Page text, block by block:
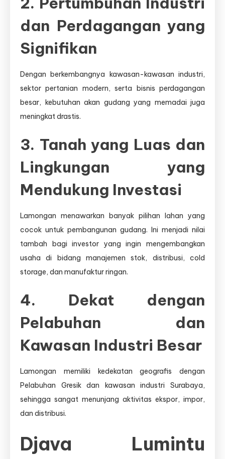
dan Perdagangan yang
Signifikan
Dengan berkembangnya kawasan-kawasan industri,
sektor pertanian modern, serta bisnis perdagangan
besar, kebutuhan akan gudang yang memadai juga
meningkat drastis.
3. Tanah yang Luas dan
Lingkungan yang
Mendukung Investasi
Lamongan menawarkan banyak pilihan lahan yang
cocok untuk pembangunan gudang. Ini menjadi nilai
tambah bagi investor yang ingin mengembangkan
usaha di bidang manajemen stok, distribusi, cold
storage, dan manufaktur ringan.
4. Dekat dengan
Pelabuhan dan
Kawasan Industri Besar
Lamongan memiliki kedekatan geografis dengan
Pelabuhan Gresik dan kawasan industri Surabaya,
sehingga sangat menunjang aktivitas ekspor, impor,
dan distribusi.
Djava Lumintu